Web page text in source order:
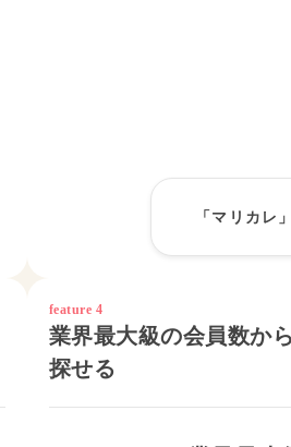
「マリカレ
feature 4
業界最大級の会員数から
探せる